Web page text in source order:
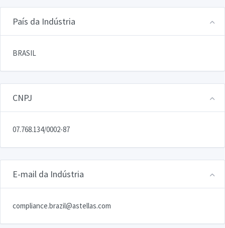
País da Indústria
BRASIL
CNPJ
07.768.134/0002-87
E-mail da Indústria
compliance.brazil@astellas.com